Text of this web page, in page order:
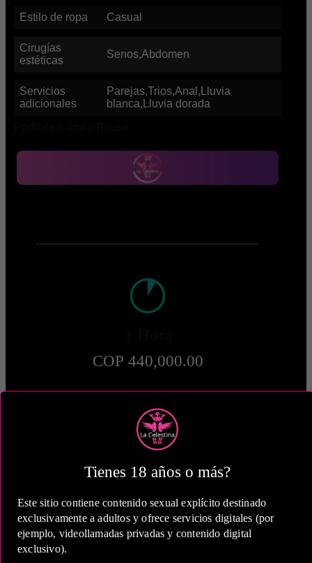
Tienes 18 años o más?
Este sitio contiene contenido sexual explícito destinado
exclusivamente a adultos y ofrece servicios digitales (por
ejemplo, videollamadas privadas y contenido digital
exclusivo).
Estilo de ropa Casual
Cirugías
estéticas
Senos,Abdomen
Servicios
adicionales
Parejas,Trios,Anal,Lluvia
blanca,Lluvia dorada
COP 440,000.00
2 Horas
COP 660,000.00